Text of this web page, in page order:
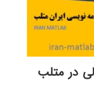
در متلب